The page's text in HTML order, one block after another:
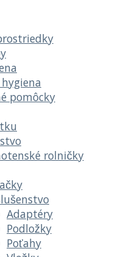
pomôcky
rolničky
Adaptéry
Podložky
Poťahy